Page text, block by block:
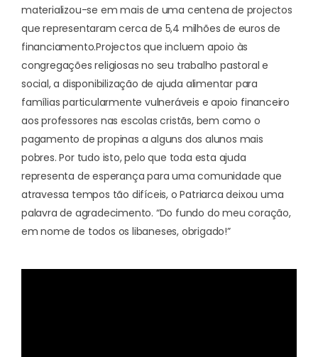
materializou-se em mais de uma centena de projectos
que representaram cerca de 5,4 milhões de euros de
financiamento.Projectos que incluem apoio às
congregações religiosas no seu trabalho pastoral e
social, a disponibilização de ajuda alimentar para
famílias particularmente vulneráveis e apoio financeiro
aos professores nas escolas cristãs, bem como o
pagamento de propinas a alguns dos alunos mais
pobres. Por tudo isto, pelo que toda esta ajuda
representa de esperança para uma comunidade que
atravessa tempos tão difíceis, o Patriarca deixou uma
palavra de agradecimento. “Do fundo do meu coração,
em nome de todos os libaneses, obrigado!”